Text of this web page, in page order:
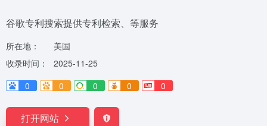
谷歌专利搜索提供专利检索、等服务
所在地：
美国
收录时间：
2025-11-25
0
0 0 0 0
打开网站